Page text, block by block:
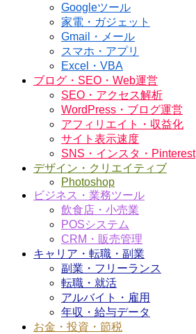
Googleツール
家電・ガジェット
Gmail・メール
スマホ・アプリ
Excel・VBA
ブログ・SEO・Web運営
SEO・アクセス解析
WordPress・ブログ運営
アフィリエイト・収益化
サイト表示速度
SNS・インスタ・Pinterest
デザイン・クリエイティブ
Photoshop
ビジネス・業務ツール
飲食店・小売業
POSシステム
CRM・販売管理
キャリア・転職・副業
副業・フリーランス
転職・就活
アルバイト・雇用
年収・給与データ
お金・投資・節税